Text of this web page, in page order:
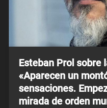
Esteban Prol sobre
«Aparecen un
sensaciones.
mirada de orden